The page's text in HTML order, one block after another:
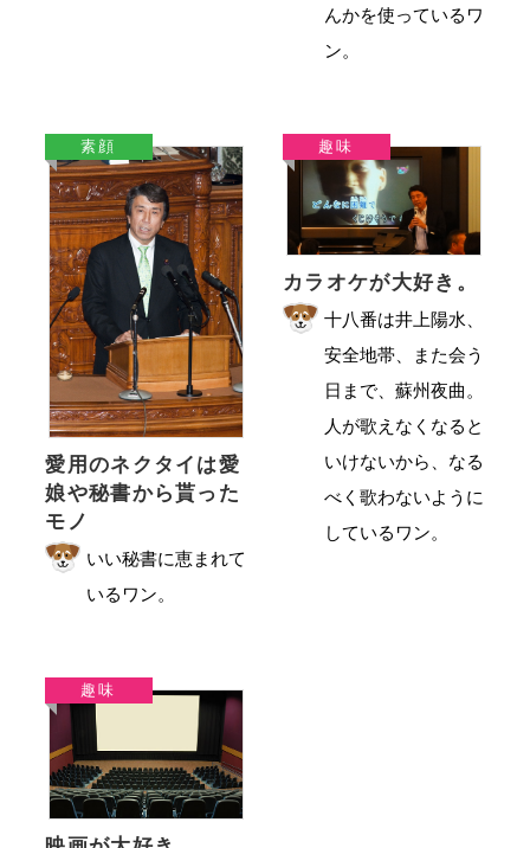
んかを使っているワ
ン。
素顔
愛用のネクタイは愛
娘や秘書から貰った
モノ
いい秘書に恵まれて
いるワン。
趣味
カラオケが大好き。
十八番は井上陽水、
安全地帯、また会う
日まで、蘇州夜曲。
人が歌えなくなると
いけないから、なる
べく歌わないように
しているワン。
趣味